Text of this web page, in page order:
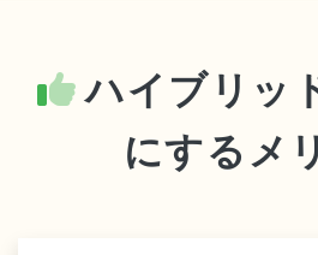
ハイブリッ
にするメ